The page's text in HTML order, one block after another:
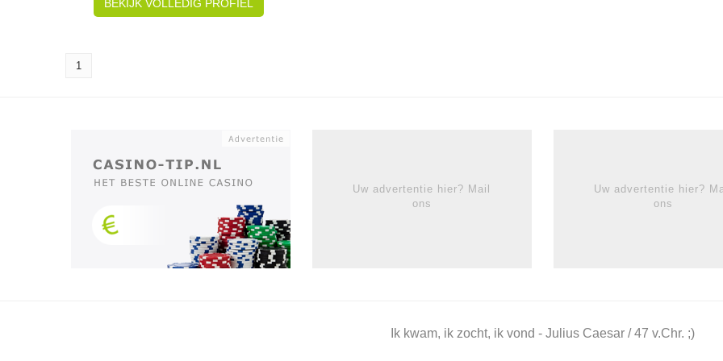
BEKIJK VOLLEDIG PROFIEL
1
Uw advertentie hier? Mail
ons
Uw advertentie hier?
ons
Ik kwam, ik zocht, ik vond - Julius Caesar / 47 v.Chr. ;)